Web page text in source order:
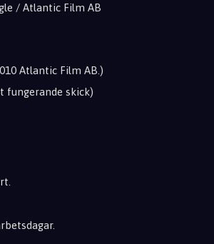
/ Atlantic Film AB
Atlantic Film AB.)
fungerande skick)